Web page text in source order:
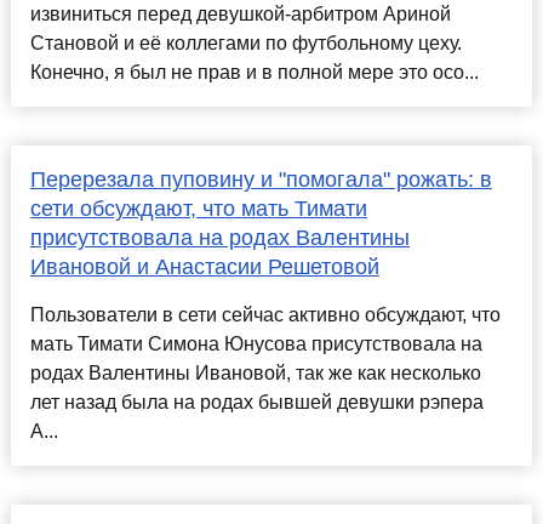
извиниться перед девушкой-арбитром Ариной
Становой и её коллегами по футбольному цеху.
Конечно, я был не прав и в полной мере это осо...
Перерезала пуповину и "помогала" рожать: в
сети обсуждают, что мать Тимати
присутствовала на родах Валентины
Ивановой и Анастасии Решетовой
Пользователи в сети сейчас активно обсуждают, что
мать Тимати Симона Юнусова присутствовала на
родах Валентины Ивановой, так же как несколько
лет назад была на родах бывшей девушки рэпера
А...